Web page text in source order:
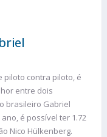
piloto contra piloto, é
entre dois
brasileiro Gabriel
é possível ter 1.72
Nico Hülkenberg.